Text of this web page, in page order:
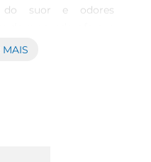
do suor e odores
que você se sinta
MAIS